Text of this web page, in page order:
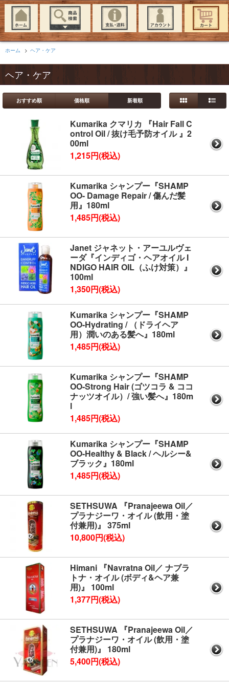
ホーム > ヘア・ケア
ヘア・ケア
おすすめ順 価格順 新着順
Kumarika クマリカ 『Hair Fall C
ontrol Oil / 抜け毛予防オイル 』2
00ml
1,215円(税込)
Kumarika シャンプー『SHAMP
OO- Damage Repair / 傷んだ髪
用』180ml
1,485円(税込)
Janet ジャネット・アーユルヴェ
ーダ『インディゴ・ヘアオイル I
NDIGO HAIR OIL（ふけ対策）』
100ml
1,350円(税込)
Kumarika シャンプー『SHAMP
OO-Hydrating / （ドライヘア
用）潤いのある髪へ』180ml
1,485円(税込)
Kumarika シャンプー『SHAMP
OO-Strong Hair (ゴツコラ & ココ
ナッツオイル）/ 強い髪へ』180m
l
1,485円(税込)
Kumarika シャンプー『SHAMP
OO-Healthy & Black / ヘルシー&
ブラック』180ml
1,485円(税込)
SETHSUWA 『Pranajeewa Oil／
プラナジーワ・オイル (飲用・塗
付兼用)』 375ml
10,800円(税込)
Himani 『Navratna Oil／ ナブラ
トナ・オイル (ボディ&ヘア兼
用)』 100ml
1,377円(税込)
SETHSUWA 『Pranajeewa Oil／
プラナジーワ・オイル (飲用・塗
付兼用)』 180ml
5,400円(税込)